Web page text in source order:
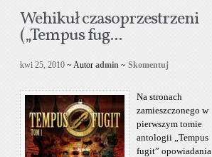
Wehikuł czasoprzestrzeni
(„Tempus fug...
kwi 25, 2010 ~ Autor admin ~ Skomentuj
Na stronach
zamieszczonego w
pierwszym tomie
antologii „Tempus
fugit” opowiadania